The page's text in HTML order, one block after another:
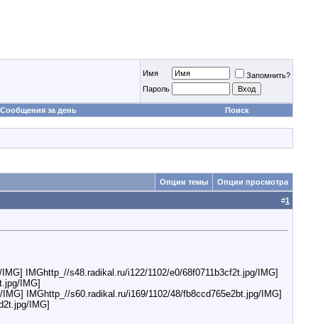
Имя
Запомнить?
Пароль
Сообщения за день Поиск
Опции темы Опции просмотра
#1
IMGhttp_//s48.radikal.ru/i122/1102/e0/68f0711b3cf2t.jpg/IMG]
IMG]
IMGhttp_//s60.radikal.ru/i169/1102/48/fb8ccd765e2bt.jpg/IMG]
IMG]